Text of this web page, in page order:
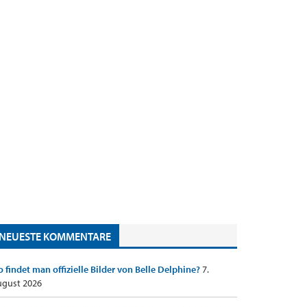
NEUESTE KOMMENTARE
findet man offizielle Bilder von Belle Delphine?7.
2026